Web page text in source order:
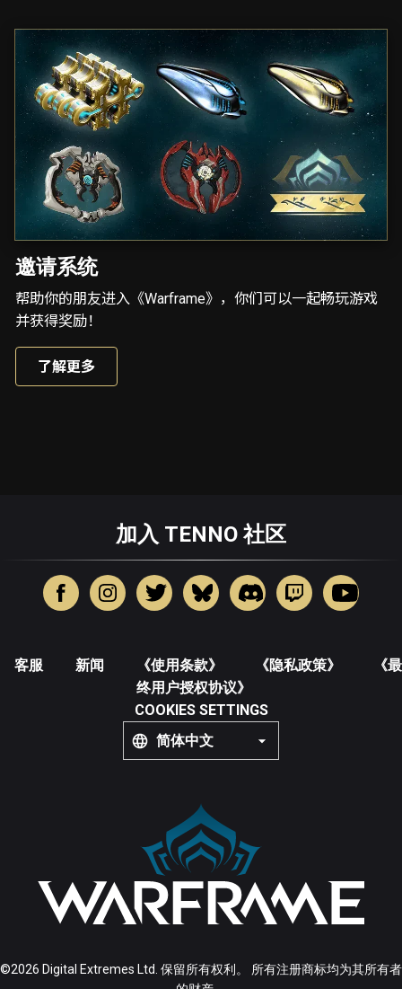
邀请系统
帮助你的朋友进入《Warframe》，你们可以一起畅玩游戏
并获得奖励！
了解更多
加入 TENNO 社区
客服 新闻 《使用条款》 《隐私政策》
《最
终用户授权协议》
COOKIES SETTINGS
简体中文
©2026 Digital Extremes Ltd. 保留所有权利。 所有注册商标均为其所有者